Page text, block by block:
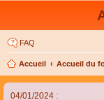
FAQ
Accueil Accueil du
04/01/2024 :